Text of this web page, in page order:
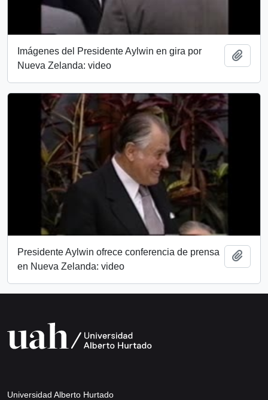
Imágenes del Presidente Aylwin en gira por
Nueva Zelanda: video
Presidente Aylwin ofrece conferencia de prensa
en Nueva Zelanda: video
Universidad Alberto Hurtado